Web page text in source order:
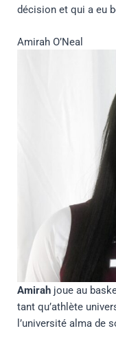
décision et qui a eu
Amirah O’Neal
Amirah joue au
tant qu’athlète
l’université alma de